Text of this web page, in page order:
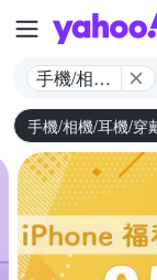
手機/相機/
耳機/穿戴
手機/相機/耳機/穿